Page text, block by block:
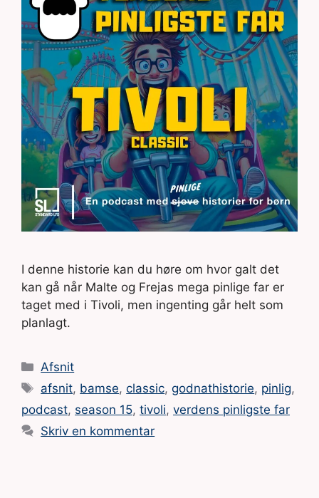
I denne historie kan du høre om hvor galt det
kan gå når Malte og Frejas mega pinlige far er
taget med i Tivoli, men ingenting går helt som
planlagt.
Kategorier
Afsnit
Tags
afsnit, bamse,classic,godnathistorie, pinlig,
podcast, season 15, tivoli, verdens pinligste far
Skriv en kommentar